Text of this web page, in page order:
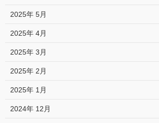
2025年 5月
2025年 4月
2025年 3月
2025年 2月
2025年 1月
2024年 12月